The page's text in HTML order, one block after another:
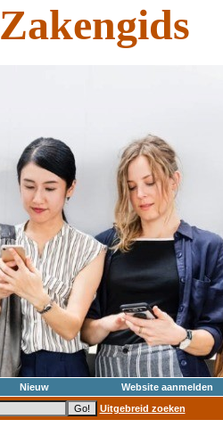
Zakengids
Nieuw Website aanmelden
Uitgebreid zoeken